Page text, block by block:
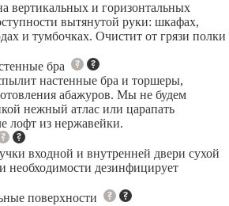
вертикальных и горизонтальных
вытянутой руки: шкафах,
и тумбочках. Очистит от грязи полки
бра
настенные бра и торшеры,
абажуров. Мы не будем
нежный атлас или царапать
лофт из нержавейки.
входной и внутренней двери сухой
необходимости дезинфицирует
поверхности